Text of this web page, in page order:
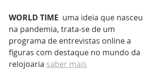
WORLD TIME uma ideia que nasceu
na pandemia, trata-se de um
programa de entrevistas online a
figuras com destaque no mundo da
relojoaria saber mais